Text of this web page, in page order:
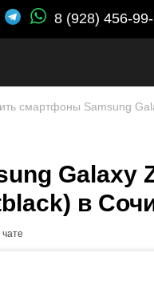
8 (928) 456-
смартфоны Samsung
Galaxy
в